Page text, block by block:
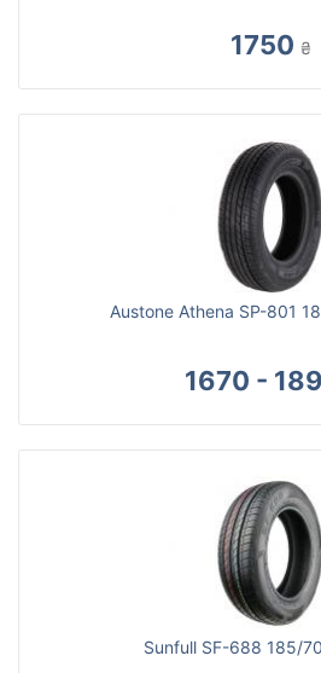
1750 ₴
Austone Athena SP-801
1670 -
Sunfull SF-688 185/